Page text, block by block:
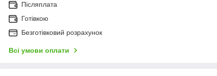
Післяплата
Готівкою
Безготівковий розрахунок
Всі умови оплати